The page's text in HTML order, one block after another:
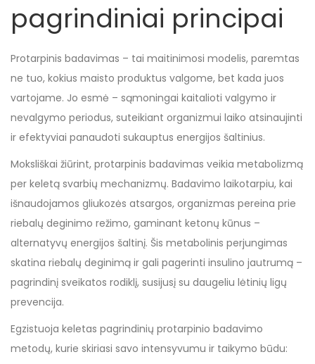
pagrindiniai principai
Protarpinis badavimas – tai maitinimosi modelis, paremtas
ne tuo, kokius maisto produktus valgome, bet kada juos
vartojame. Jo esmė – sąmoningai kaitalioti valgymo ir
nevalgymo periodus, suteikiant organizmui laiko atsinaujinti
ir efektyviai panaudoti sukauptus energijos šaltinius.
Moksliškai žiūrint, protarpinis badavimas veikia metabolizmą
per keletą svarbių mechanizmų. Badavimo laikotarpiu, kai
išnaudojamos gliukozės atsargos, organizmas pereina prie
riebalų deginimo režimo, gaminant ketonų kūnus –
alternatyvų energijos šaltinį. Šis metabolinis perjungimas
skatina riebalų deginimą ir gali pagerinti insulino jautrumą –
pagrindinį sveikatos rodiklį, susijusį su daugeliu lėtinių ligų
prevencija.
Egzistuoja keletas pagrindinių protarpinio badavimo
metodų, kurie skiriasi savo intensyvumu ir taikymo būdu: